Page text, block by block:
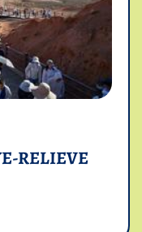
RELIEVE